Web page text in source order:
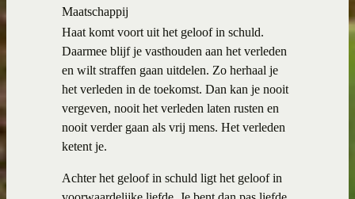
Maatschappij
Haat komt voort uit het geloof in schuld.
Daarmee blijf je vasthouden aan het verleden
en wilt straffen gaan uitdelen. Zo herhaal je
het verleden in de toekomst. Dan kan je nooit
vergeven, nooit het verleden laten rusten en
nooit verder gaan als vrij mens. Het verleden
ketent je.
Achter het geloof in schuld ligt het geloof in